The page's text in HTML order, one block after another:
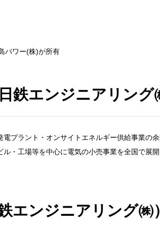
パワー(株)が所有
鉄エンジニアリング
プラント・オンサイトエネルギー供給事業の
・工場等を中心に電気の小売事業を全国で展
エンジニアリング㈱）